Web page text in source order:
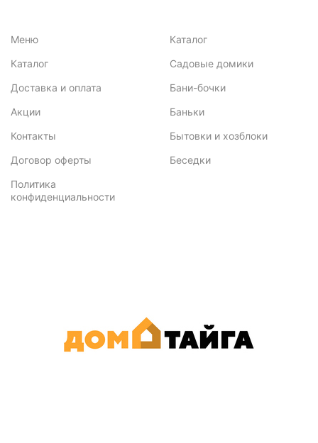
Меню
Каталог
Доставка и оплата
Акции
Контакты
Договор оферты
Политика
конфиденциальности
Каталог
Садовые домики
Бани-бочки
Баньки
Бытовки и хозблоки
Беседки